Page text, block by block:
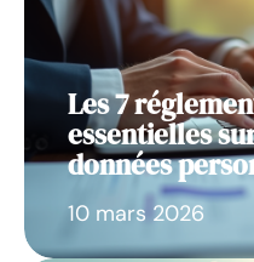
Les 7
essentielles
données
10 mars 2026